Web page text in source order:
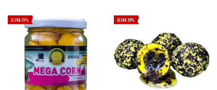
SLEVA 20% SLEVA 20%